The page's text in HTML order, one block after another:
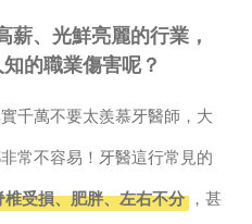
、光鮮亮麗的行業，
的職業傷害呢？
千萬不要太羨慕牙醫師，大
常不容易！牙醫這行常見的
椎受損、肥胖、左右不分 ，甚